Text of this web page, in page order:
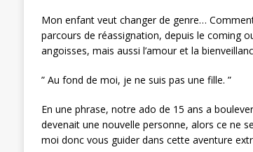
Mon enfant veut changer de genre…
parcours de réassignation, depuis le coming
angoisses, mais aussi l’amour et la
” Au fond de moi, je ne suis pas une fille. ”
En une phrase, notre ado de 15 ans a
devenait une nouvelle personne, alors ce ne
moi donc vous guider dans cette aventure